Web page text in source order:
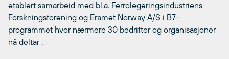
etablert samarbeid med bl.a. Ferrolegeringsindustriens
Forskningsforening og Eramet Norway A/S i B7-
programmet hvor nærmere 30 bedrifter og organisasjoner
nå deltar .